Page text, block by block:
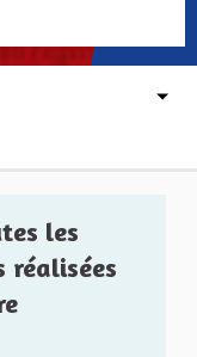
les
réalisées